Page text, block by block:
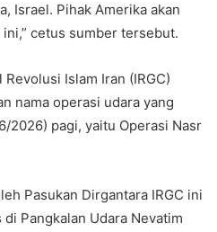
Israel. Pihak Amerika akan
cetus sumber tersebut.
Islam Iran (IRGC)
nama operasi udara yang
2026) pagi, yaitu Operasi Nasr
Pasukan Dirgantara IRGC ini
Pangkalan Udara Nevatim